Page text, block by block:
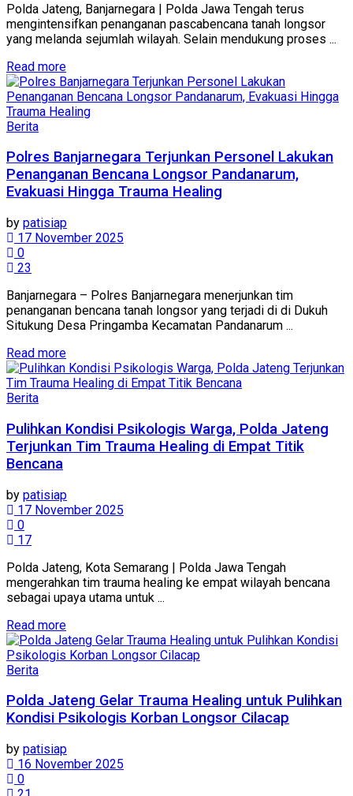
Polda Jateng, Banjarnegara | Polda Jawa Tengah terus
mengintensifkan penanganan pascabencana tanah longsor
yang melanda sejumlah wilayah. Selain mendukung proses ...
Read moreDetails
Berita
Polres Banjarnegara Terjunkan Personel Lakukan
Penanganan Bencana Longsor Pandanarum,
Evakuasi Hingga Trauma Healing
by patisiap
17 November 2025
0
23
Banjarnegara – Polres Banjarnegara menerjunkan tim
penanganan bencana tanah longsor yang terjadi di di Dukuh
Situkung Desa Pringamba Kecamatan Pandanarum ...
Read moreDetails
Berita
Pulihkan Kondisi Psikologis Warga, Polda Jateng
Terjunkan Tim Trauma Healing di Empat Titik
Bencana
by patisiap
17 November 2025
0
17
Polda Jateng, Kota Semarang | Polda Jawa Tengah
mengerahkan tim trauma healing ke empat wilayah bencana
sebagai upaya utama untuk ...
Read moreDetails
Berita
Polda Jateng Gelar Trauma Healing untuk Pulihkan
Kondisi Psikologis Korban Longsor Cilacap
by patisiap
16 November 2025
0